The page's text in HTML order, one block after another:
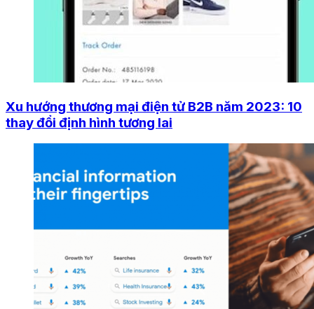
Xu hướng thương mại điện tử B2B năm 2023: 10
thay đổi định hình tương lai